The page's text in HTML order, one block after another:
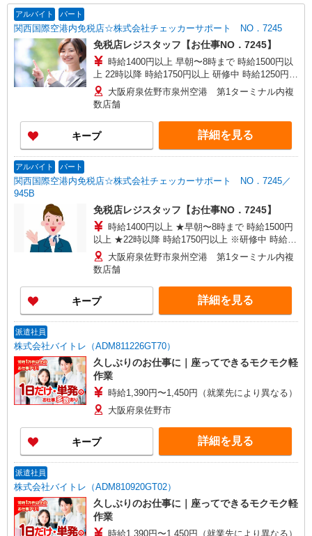
アルバイト パート
関西国際空港内免税店☆株式会社チェッカーサポート NO．7245
免税店レジスタッフ【お仕事NO．7245】
時給1400円以上 早朝〜8時まで 時給1500円以
上 22時以降 時給1750円以上 研修中 時給1250円
(研修期間 30 時間 )
大阪府泉佐野市泉州空港 第1ターミナル内複
数店舗
キープ 詳細を見る
アルバイト パート
関西国際空港内免税店☆株式会社チェッカーサポート NO．7245／
945B
免税店レジスタッフ【お仕事NO．7245】
時給1400円以上 ★早朝〜8時まで 時給1500円
以上 ★22時以降 時給1750円以上 ※研修中 時給
1250円 (研修期間 30 時間 )
大阪府泉佐野市泉州空港 第1ターミナル内複
数店舗
キープ 詳細を見る
派遣社員
株式会社バイトレ（ADM811226GT70）
久しぶりのお仕事に｜座ってできるモクモク軽
作業
時給1,390円〜1,450円（就業先により異なる）
大阪府泉佐野市
キープ 詳細を見る
派遣社員
株式会社バイトレ（ADM810920GT02）
久しぶりのお仕事に｜座ってできるモクモク軽
作業
時給1,390円〜1,450円（就業先により異なる）